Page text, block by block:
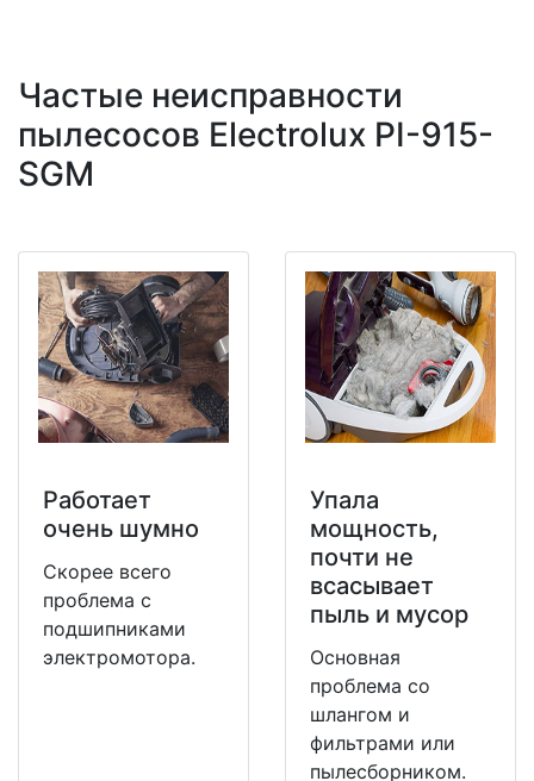
Частые неисправности
пылесосов Electrolux PI-915-
SGM
Работает
очень шумно
Скорее всего
проблема с
подшипниками
электромотора.
Упала
мощность,
почти не
всасывает
пыль и мусор
Основная
проблема со
шлангом и
фильтрами или
пылесборником.